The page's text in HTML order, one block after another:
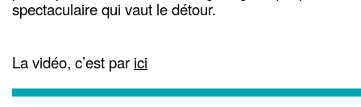
spectaculaire qui vaut le détour.
La vidéo, c’est par ici